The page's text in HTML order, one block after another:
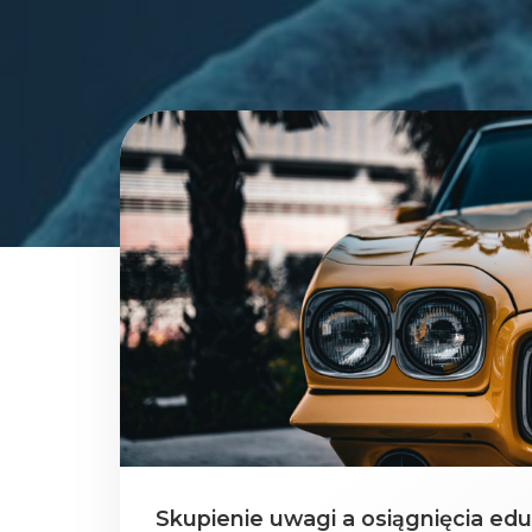
Skupienie uwagi a osiągnięcia